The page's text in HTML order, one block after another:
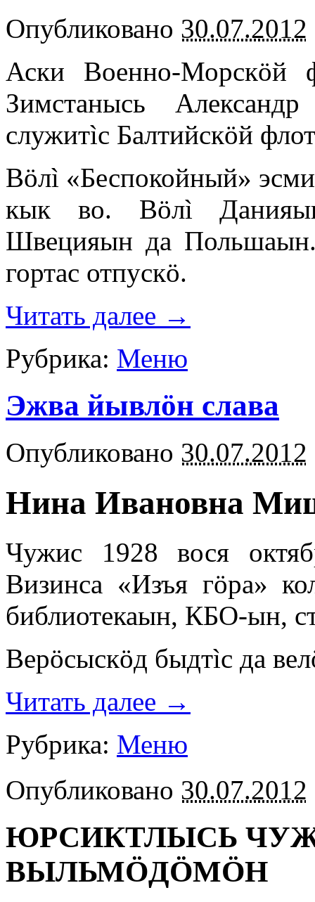
Опубликовано 30.07.2012
Аски Военно-Морскöй
Зимстанысь
служитìс Балтийскöй
Вöлì «Беспокойный»
кык во. Вöлì
Швецияын да
гортас отпускö.
Читать далее →
Рубрика: Меню
Эжва йывлöн слава
Опубликовано 30.07.2012
Нина Ивановна
Чужис 1928 вося
Визинса «Изъя гöра»
библиотекаын, КБО-ын,
Верöсыскöд быдтìс да
Читать далее →
Рубрика: Меню
Опубликовано 30.07.2012
ЮРСИКТЛЫСЬ
ВЫЛЬМÖДÖМÖН